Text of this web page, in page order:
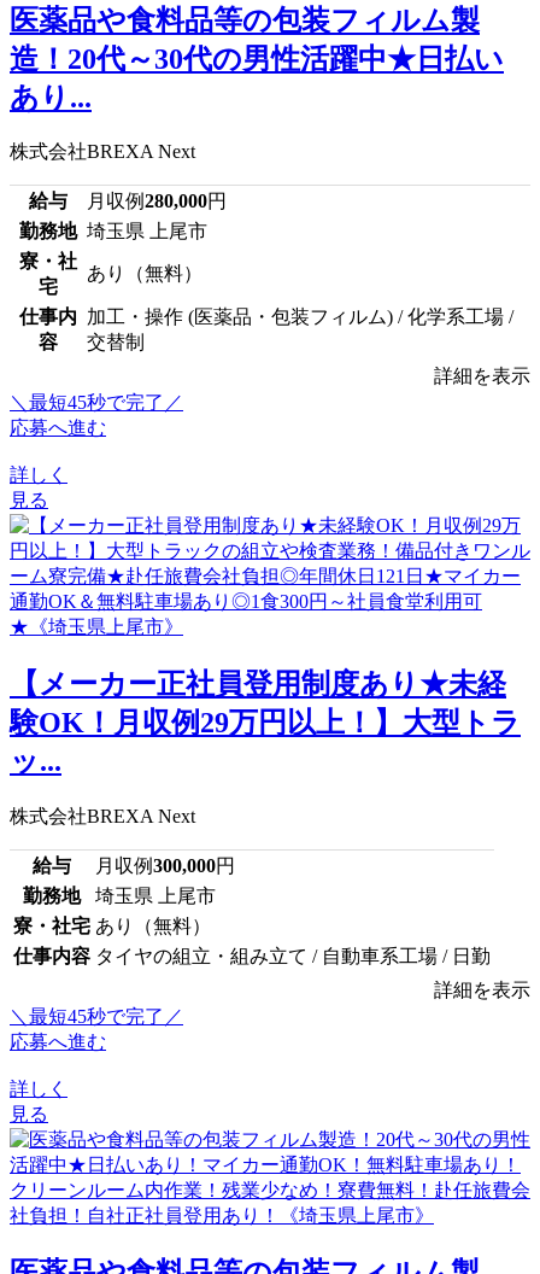
医薬品や食料品等の包装フィルム製
造！20代～30代の男性活躍中★日払い
あり...
株式会社BREXA Next
給与 月収例280,000円
勤務地 埼玉県 上尾市
寮・社
宅
あり（無料）
仕事内
容
加工・操作 (医薬品・包装フィルム) / 化学系工場 /
交替制
詳細を表示
＼最短45秒で完了／
応募へ進む
詳しく
見る
【メーカー正社員登用制度あり★未経
験OK！月収例29万円以上！】大型トラ
ッ...
株式会社BREXA Next
給与 月収例300,000円
勤務地
埼玉県 上尾市
寮・社宅 あり（無料）
仕事内容 タイヤの組立・組み立て / 自動車系工場 / 日勤
詳細を表示
＼最短45秒で完了／
応募へ進む
詳しく
見る